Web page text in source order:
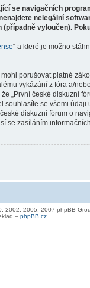
navigačních
nelegální
vyloučen).
“ a které je možno
porušovat platné
vykázání z fóra a/
české diskuzní
se všemi
diskuzní fórum o
zasíláním
2002, 2005, 2007 phpBB
– phpBB.cz